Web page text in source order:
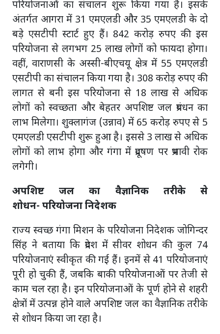
परियोजनाओं का संचालन शुरू किया गया है। इसके
अंतर्गत आगरा में 31 एमएलडी और 35 एमएलडी के दो
बड़े एसटीपी स्टार्ट हुए हैं। 842 करोड़ रुपए की इस
परियोजना से लगभग 25 लाख लोगों को फायदा होगा।
वहीं, वाराणसी के अस्सी-बीएचयू क्षेत्र में 55 एमएलडी
एसटीपी का संचालन किया गया है। 308 करोड़ रुपए की
लागत से बनी इस परियोजना से 18 लाख से अधिक
लोगों को स्वच्छता और बेहतर अपशिष्ट जल प्रबंधन का
लाभ मिलेगा। शुक्लागंज (उन्नाव) में 65 करोड़ रुपए से 5
एमएलडी एसटीपी शुरू हुआ है। इससे 3 लाख से अधिक
लोगों को लाभ होगा और गंगा में प्रदूषण पर प्रभावी रोक
लगेगी।
अपशिष्ट जल का वैज्ञानिक तरीके से
शोधन- परियोजना निदेशक
राज्य स्वच्छ गंगा मिशन के परियोजना निदेशक जोगिन्दर
सिंह ने बताया कि प्रदेश में सीवर शोधन की कुल 74
परियोजनाएं स्वीकृत की गई हैं। इनमें से 41 परियोजनाएं
पूरी हो चुकी हैं, जबकि बाकी परियोजनाओं पर तेजी से
काम चल रहा है। इन परियोजनाओं के पूर्ण होने से शहरी
क्षेत्रों में उत्पन्न होने वाले अपशिष्ट जल का वैज्ञानिक तरीके
से शोधन किया जा रहा है।